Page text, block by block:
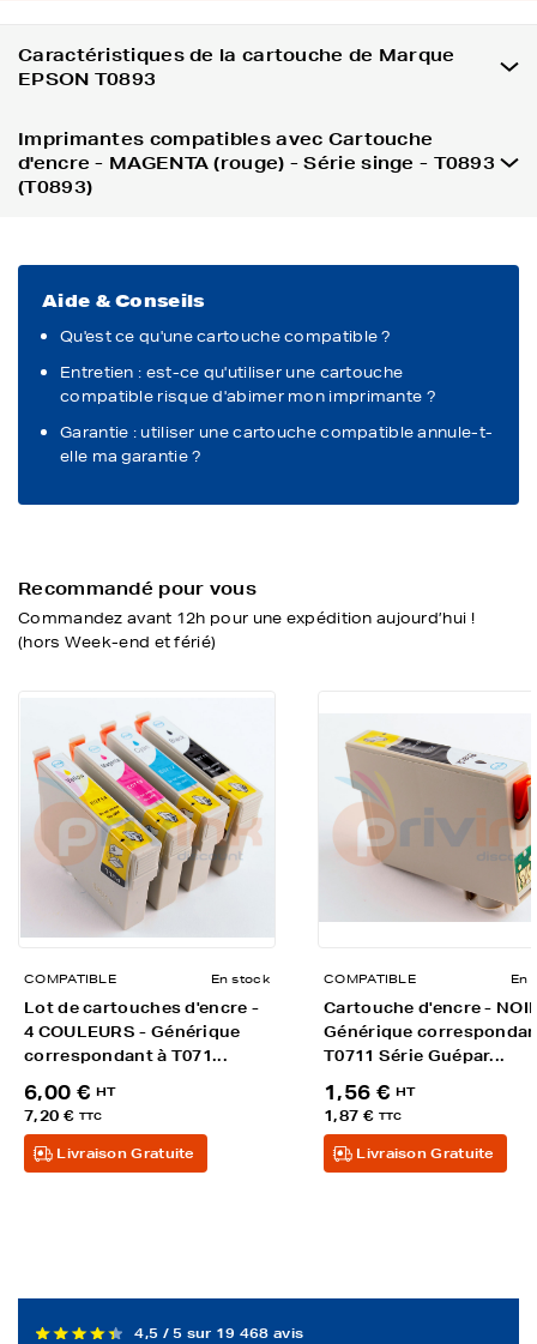
Caractéristiques de la cartouche de Marque
EPSON T0893
Imprimantes compatibles avec Cartouche
d'encre - MAGENTA (rouge) - Série singe - T0893
(T0893)
Aide & Conseils
Qu'est ce qu'une cartouche compatible ?
Entretien : est-ce qu'utiliser une cartouche
compatible risque d'abimer mon imprimante ?
Garantie : utiliser une cartouche compatible annule-t-
elle ma garantie ?
Recommandé pour vous
Commandez avant 12h pour une expédition aujourd’hui !
(hors Week-end et férié)
COMPATIBLE En stock
Lot de cartouches d'encre -
4 COULEURS - Générique
correspondant à T071...
6,00 € HT
7,20 € TTC
Livraison Gratuite
COMPATIBLE En
Cartouche d'encre -
Générique
T0711 Série Guépar...
1,56 € HT
1,87 € TTC
Livraison Gratuite
4,5 / 5 sur 19 468 avis